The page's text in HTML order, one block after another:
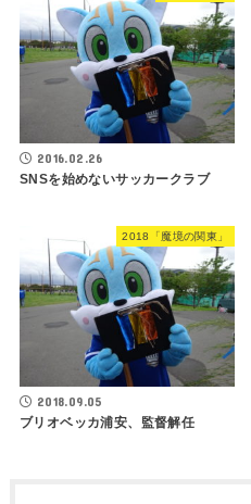
2016.02.26
SNSを始めないサッカークラブ
2018「魔境の関東」
2018.09.05
ブリオベッカ浦安、監督解任